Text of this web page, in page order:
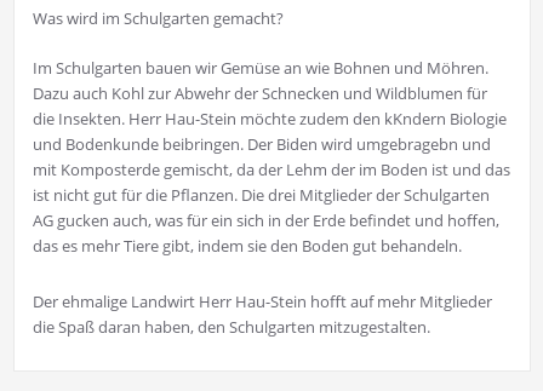
Was wird im Schulgarten gemacht?
Im Schulgarten bauen wir Gemüse an wie Bohnen und Möhren.
Dazu auch Kohl zur Abwehr der Schnecken und Wildblumen für
die Insekten. Herr Hau-Stein möchte zudem den kKndern Biologie
und Bodenkunde beibringen. Der Biden wird umgebragebn und
mit Komposterde gemischt, da der Lehm der im Boden ist und das
ist nicht gut für die Pflanzen. Die drei Mitglieder der Schulgarten
AG gucken auch, was für ein sich in der Erde befindet und hoffen,
das es mehr Tiere gibt, indem sie den Boden gut behandeln.
Der ehmalige Landwirt Herr Hau-Stein hofft auf mehr Mitglieder
die Spaß daran haben, den Schulgarten mitzugestalten.